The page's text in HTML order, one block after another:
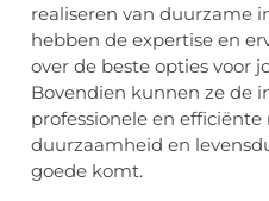
realiseren van duurzame
hebben de expertise en
over de beste opties voor
Bovendien kunnen ze de
professionele en
duurzaamheid en
goede komt.